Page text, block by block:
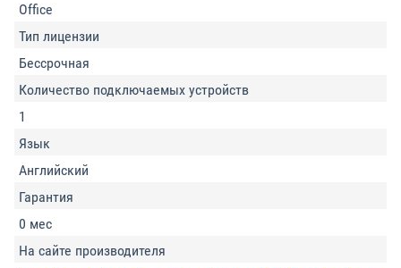
Office
Тип лицензии
Бессрочная
Количество подключаемых устройств
1
Язык
Английский
Гарантия
0 мес
На сайте производителя